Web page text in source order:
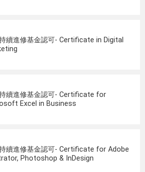
續進修基金認可- Certificate in Digital
續進修基金認可- Certificate for
Excel in Business
續進修基金認可- Certificate for Adobe
Photoshop & InDesign